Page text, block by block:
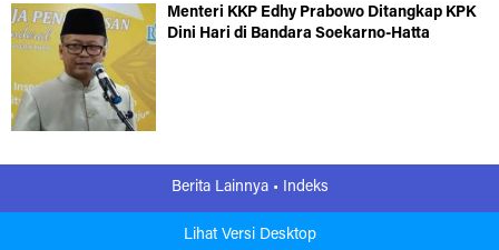
Menteri KKP Edhy Prabowo Ditangkap KPK
Dini Hari di Bandara Soekarno-Hatta
Berita Lainnya • Indeks
Lihat Versi Desktop